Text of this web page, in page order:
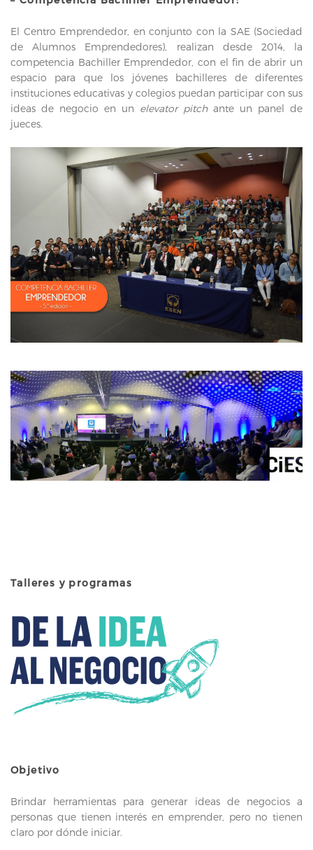
El Centro Emprendedor, en conjunto con la SAE (Sociedad
de Alumnos Emprendedores), realizan desde 2014, la
competencia Bachiller Emprendedor, con el fin de abrir un
espacio para que los jóvenes bachilleres de diferentes
instituciones educativas y colegios puedan participar con sus
ideas de negocio en un elevator pitchante un panel de
jueces.
Talleres y programas
Objetivo
Brindar herramientas para generar ideas de negocios a
personas que tienen interés en emprender, pero no tienen
claro por dónde iniciar.